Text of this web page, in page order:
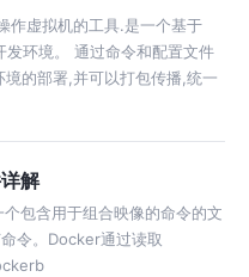
作虚拟机的工具.是一个基于
环境。 通过命令和配置文件
的部署,并可以打包传播,统一
. 二、Vargant的好处 …
解
包含用于组合映像的命令的文
令。Docker通过读取